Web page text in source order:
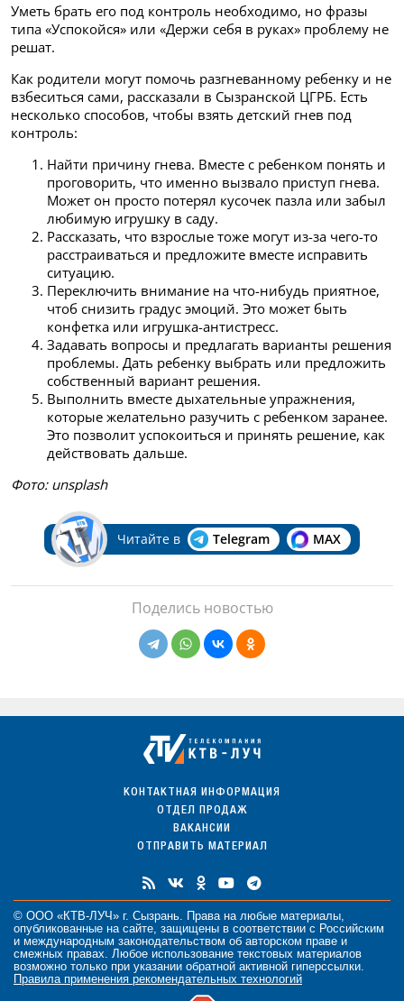
Уметь брать его под контроль необходимо, но фразы
типа «Успокойся» или «Держи себя в руках» проблему не
решат.
Как родители могут помочь разгневанному ребенку и не
взбеситься сами, рассказали в Сызранской ЦГРБ. Есть
несколько способов, чтобы взять детский гнев под
контроль:
Найти причину гнева. Вместе с ребенком понять и
проговорить, что именно вызвало приступ гнева.
Может он просто потерял кусочек пазла или забыл
любимую игрушку в саду.
Рассказать, что взрослые тоже могут из-за чего-то
расстраиваться и предложите вместе исправить
ситуацию.
Переключить внимание на что-нибудь приятное,
чтоб снизить градус эмоций. Это может быть
конфетка или игрушка-антистресс.
Задавать вопросы и предлагать варианты решения
проблемы. Дать ребенку выбрать или предложить
собственный вариант решения.
Выполнить вместе дыхательные упражнения,
которые желательно разучить с ребенком заранее.
Это позволит успокоиться и принять решение, как
действовать дальше.
Фото: unsplash
Читайте в Telegram MAX
Поделись новостью
КОНТАКТНАЯ ИНФОРМАЦИЯ
ОТДЕЛ ПРОДАЖ
ВАКАНСИИ
ОТПРАВИТЬ МАТЕРИАЛ
© ООО «КТВ-ЛУЧ» г. Сызрань. Права на любые материалы,
опубликованные на сайте, защищены в соответствии с Российским
и международным законодательством об авторском праве и
смежных правах. Любое использование текстовых материалов
возможно только при указании обратной активной гиперссылки.
Правила применения рекомендательных технологий